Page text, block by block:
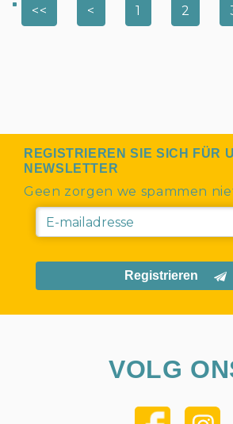
<< < 1 2
REGISTRIEREN SIE SICH FÜR
NEWSLETTER
Geen zorgen we spammen
Registrieren
VOLG